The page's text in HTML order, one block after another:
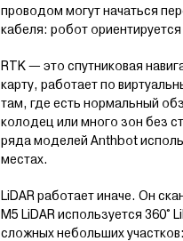
проводом могут начаться
кабеля: робот
RTK — это спутниковая
карту, работает по
там, где есть нормальный
колодец или много зон без
ряда моделей Anthbot
местах.
LiDAR работает иначе. Он
M5 LiDAR используется 360°
сложных небольших